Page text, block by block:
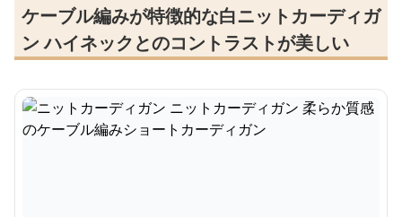
ケーブル編みが特徴的な白ニットカーディガ
ン ハイネックとのコントラストが美しい